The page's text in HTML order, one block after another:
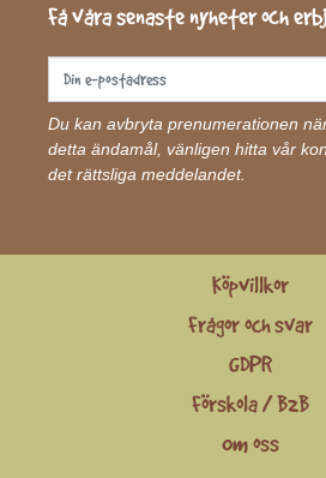
Få våra senaste nyheter och
Du kan avbryta prenumerationen
detta ändamål, vänligen hitta vår
det rättsliga meddelandet.
Köpvillkor
Frågor och svar
GDPR
Förskola / B2B
Om oss